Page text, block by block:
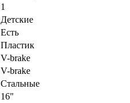
1
Детские
Есть
Пластик
V-brake
V-brake
Стальные
16"